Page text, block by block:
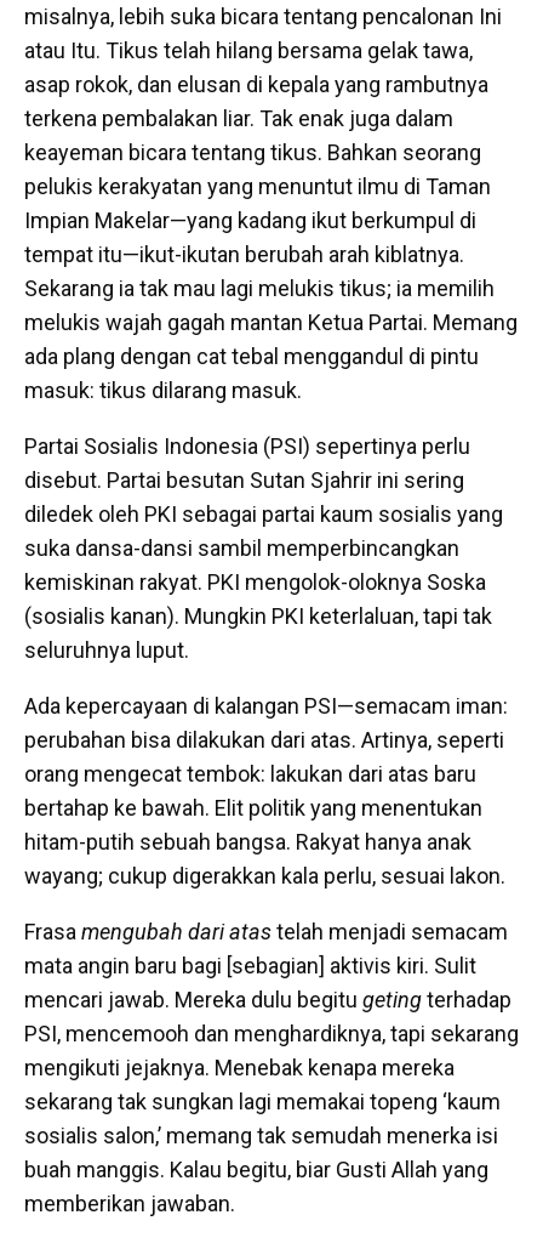
misalnya, lebih suka bicara tentang pencalonan Ini
atau Itu. Tikus telah hilang bersama gelak tawa,
asap rokok, dan elusan di kepala yang rambutnya
terkena pembalakan liar. Tak enak juga dalam
keayeman bicara tentang tikus. Bahkan seorang
pelukis kerakyatan yang menuntut ilmu di Taman
Impian Makelar—yang kadang ikut berkumpul di
tempat itu—ikut-ikutan berubah arah kiblatnya.
Sekarang ia tak mau lagi melukis tikus; ia memilih
melukis wajah gagah mantan Ketua Partai. Memang
ada plang dengan cat tebal menggandul di pintu
masuk: tikus dilarang masuk.
Partai Sosialis Indonesia (PSI) sepertinya perlu
disebut. Partai besutan Sutan Sjahrir ini sering
diledek oleh PKI sebagai partai kaum sosialis yang
suka dansa-dansi sambil memperbincangkan
kemiskinan rakyat. PKI mengolok-oloknya Soska
(sosialis kanan). Mungkin PKI keterlaluan, tapi tak
seluruhnya luput.
Ada kepercayaan di kalangan PSI—semacam iman:
perubahan bisa dilakukan dari atas. Artinya, seperti
orang mengecat tembok: lakukan dari atas baru
bertahap ke bawah. Elit politik yang menentukan
hitam-putih sebuah bangsa. Rakyat hanya anak
wayang; cukup digerakkan kala perlu, sesuai lakon.
Frasa mengubah dari atastelah menjadi semacam
mata angin baru bagi [sebagian] aktivis kiri. Sulit
mencari jawab. Mereka dulu begitu getingterhadap
PSI, mencemooh dan menghardiknya, tapi sekarang
mengikuti jejaknya. Menebak kenapa mereka
sekarang tak sungkan lagi memakai topeng ‘kaum
sosialis salon,’ memang tak semudah menerka isi
buah manggis. Kalau begitu, biar Gusti Allah yang
memberikan jawaban.